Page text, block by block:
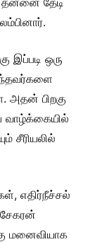
இப்படி ஒரு
அதன் பிறகு
வாழ்க்கையில்
சீரியலில்
எதிர்நீச்சல்
மனைவியாக